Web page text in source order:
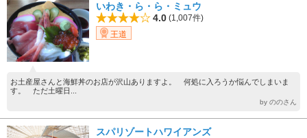
いわき・ら・ら・ミュウ
4.0 (1,007件)
王道
お土産屋さんと海鮮丼のお店が沢山ありますよ。 何処に入ろうか悩んでしまいま
す。 ただ土曜日...
by ののさん
スパリゾートハワイアンズ